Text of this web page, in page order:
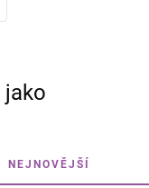
jako
NEJNOVĚJŠÍ